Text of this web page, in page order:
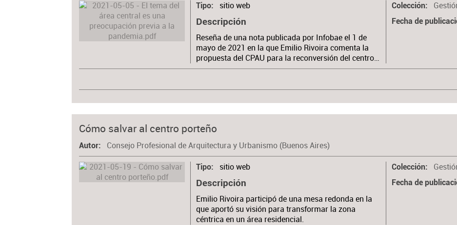
Tipo sitio web
Descripción
Reseña de una nota publicada por Infobae el 1 de
mayo de 2021 en la que Emilio Rivoira comenta la
propuesta del CPAU para la reconversión del centro…
Colección
Fecha de
Cómo salvar al centro porteño
Autor Consejo Profesional de Arquitectura y Urbanismo (Buenos Aires)
Tipo sitio web
Descripción
Emilio Rivoira participó de una mesa redonda en la
que aportó su visión para transformar la zona
céntrica en un área residencial.
Colección
Fecha de